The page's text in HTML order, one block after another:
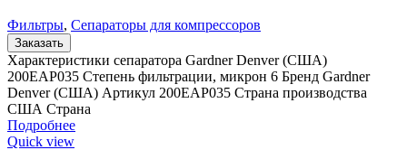
Фильтры, Сепараторы для компрессоров
Заказать
Характеристики сепаратора Gardner Denver (США)
200EAP035 Степень фильтрации, микрон 6 Бренд Gardner
Denver (США) Артикул 200EAP035 Страна производства
США Страна
Подробнее
Quick view